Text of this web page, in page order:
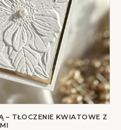
– TŁOCZENIE KWIATOWE Z